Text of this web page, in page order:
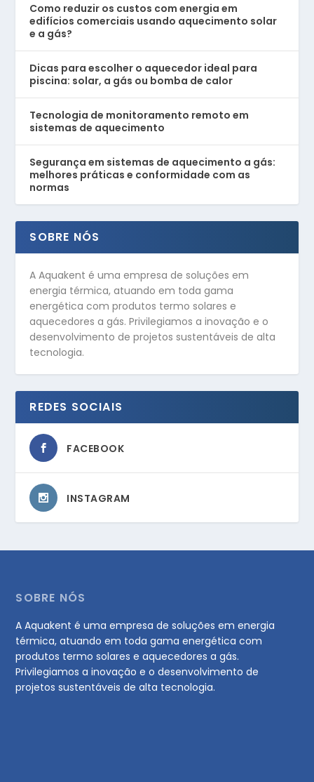
Como reduzir os custos com energia em
edifícios comerciais usando aquecimento solar
e a gás?
Dicas para escolher o aquecedor ideal para
piscina: solar, a gás ou bomba de calor
Tecnologia de monitoramento remoto em
sistemas de aquecimento
Segurança em sistemas de aquecimento a gás:
melhores práticas e conformidade com as
normas
SOBRE NÓS
A Aquakent é uma empresa de soluções em
energia térmica, atuando em toda gama
energética com produtos termo solares e
aquecedores a gás. Privilegiamos a inovação e o
desenvolvimento de projetos sustentáveis de alta
tecnologia.
REDES SOCIAIS
FACEBOOK
INSTAGRAM
SOBRE NÓS
A Aquakent é uma empresa de soluções em energia
térmica, atuando em toda gama energética com
produtos termo solares e aquecedores a gás.
Privilegiamos a inovação e o desenvolvimento de
projetos sustentáveis de alta tecnologia.